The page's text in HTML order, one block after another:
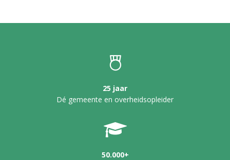
25 jaar
Dé gemeente en overheidsopleider
50.000+